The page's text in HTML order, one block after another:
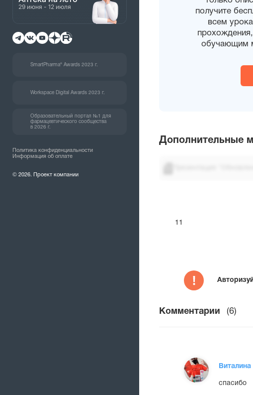
29 июня - 12 июля
SmartPharma® Awards 2023 г.
Workspace Digital Awards 2023 г.
Образовательный портал №1 для
фармацевтического сообщества
в 2026 г.
Политика конфиденциальности
Информация об оплате
© 2026. Проект компании
получите
всем
обучающим
Дополнительные
11
Комментарии (6)
Виталина
спасибо